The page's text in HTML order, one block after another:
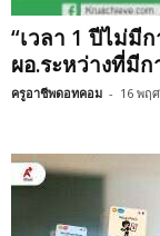
“เวลา 1 ปีไม่มี
ผอ.ระหว่างที่มี
ครูอาชีพดอทคอม - 16 พฤ